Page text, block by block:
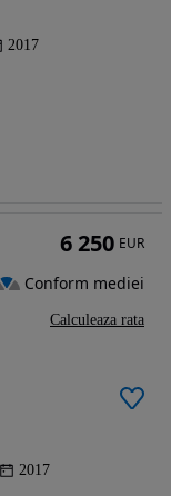
2017
2017
6 250 EUR
Conform mediei
Calculeaza rata